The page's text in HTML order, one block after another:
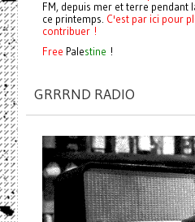
FM, depuis mer et terre pendant
ce printemps. C'est par ici pour
contribuer !
Free Palestine !
GRRRND RADIO